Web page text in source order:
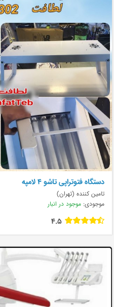
دستگاه فتوتراپی تاشو ۴ لامپه
تامین کننده (تهران)
موجودی: موجود در انبار
4.5